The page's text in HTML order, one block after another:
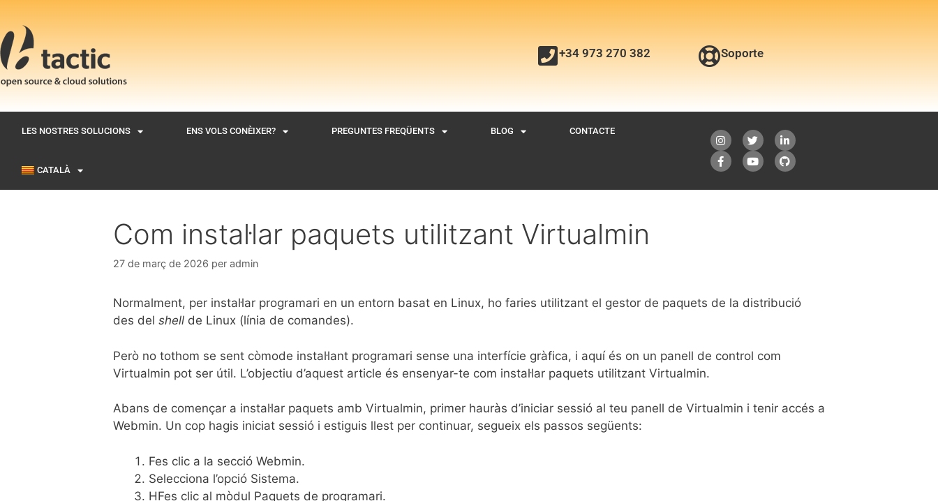
+34 973 270 382 Soporte
LES NOSTRES SOLUCIONS ENS VOLS CONÈIXER? PREGUNTES FREQÜENTS BLOG CONTACTE
CATALÀ
Com instal·lar paquets utilitzant Virtualmin
27 de març de 2026 per admin
Normalment, per instal·lar programari en un entorn basat en Linux, ho faries utilitzant el gestor de paquets de la distribució
des del shell de Linux (línia de comandes).
Però no tothom se sent còmode instal·lant programari sense una interfície gràfica, i aquí és on un panell de control com
Virtualmin pot ser útil. L’objectiu d’aquest article és ensenyar-te com instal·lar paquets utilitzant Virtualmin.
Abans de començar a instal·lar paquets amb Virtualmin, primer hauràs d’iniciar sessió al teu panell de Virtualmin i tenir accés a
Webmin. Un cop hagis iniciat sessió i estiguis llest per continuar, segueix els passos següents:
Fes clic a la secció Webmin.
Selecciona l’opció Sistema.
HFes clic al mòdul Paquets de programari.